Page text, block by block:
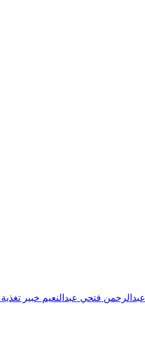
عبدالرحمن فتحي عبدالنعيم خبير